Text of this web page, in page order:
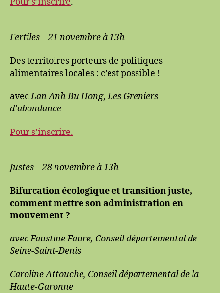
Fertiles – 21 novembreà 13h
Des territoires porteurs de politiques
alimentaires locales : c’est possible !
avecLan Anh Bu Hong,Les Greniers
d’abondance
Pour s’inscrire.
Justes – 28 novembreà 13h
Bifurcation écologique et transition juste,
comment mettre son administration en
mouvement ?
avec Faustine Faure, Conseil départemental de
Seine-Saint-Denis
Caroline Attouche, Conseil départemental de la
Haute-Garonne